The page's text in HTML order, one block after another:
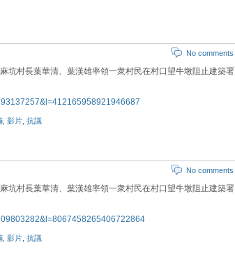
No comments
坑村長葉華清、葉漢雄率領一衆村民在村口望牛墩阻止建築署
影片 抗議
No comments
坑村長葉華清、葉漢雄率領一衆村民在村口望牛墩阻止建築署
影片 抗議